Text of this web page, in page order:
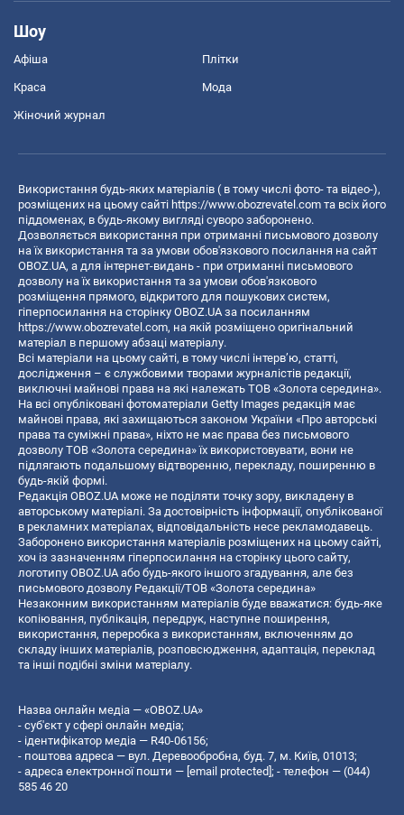
Шоу
Афіша Плітки
Краса Мода
Жіночий журнал
Використання будь-яких матеріалів ( в тому числі фото- та відео-),
розміщених на цьому сайті https://www.obozrevatel.com та всіх його
піддоменах, в будь-якому вигляді суворо заборонено.
Дозволяється використання при отриманні письмового дозволу
на їх використання та за умови обов'язкового посилання на сайт
OBOZ.UA, а для інтернет-видань - при отриманні письмового
дозволу на їх використання та за умови обов'язкового
розміщення прямого, відкритого для пошукових систем,
гіперпосилання на сторінку OBOZ.UA за посиланням
https://www.obozrevatel.com, на якій розміщено оригінальний
матеріал в першому абзаці матеріалу.
Всі матеріали на цьому сайті, в тому числі інтерв’ю, статті,
дослідження – є службовими творами журналістів редакції,
виключні майнові права на які належать ТОВ «Золота середина».
На всі опубліковані фотоматеріали Getty Images редакція має
майнові права, які захищаються законом України «Про авторські
права та суміжні права», ніхто не має права без письмового
дозволу ТОВ «Золота середина» їх використовувати, вони не
підлягають подальшому відтворенню, перекладу, поширенню в
будь-якій формі.
Редакція OBOZ.UA може не поділяти точку зору, викладену в
авторському матеріалі. За достовірність інформації, опублікованої
в рекламних матеріалах, відповідальність несе рекламодавець.
Заборонено використання матеріалів розміщених на цьому сайті,
хоч із зазначенням гіперпосилання на сторінку цього сайту,
логотипу OBOZ.UA або будь-якого іншого згадування, але без
письмового дозволу Редакції/ТОВ «Золота середина»
Незаконним використанням матеріалів буде вважатися: будь-яке
копiювання, публiкацiя, передрук, наступне поширення,
використання, переробка з використанням, включенням до
складу інших матеріалів, розповсюдження, адаптація, переклад
та інші подібні зміни матеріалу.
Назва онлайн медіа — «OBOZ.UA»
- суб'єкт у сфері онлайн медіа;
- ідентифікатор медіа — R40-06156;
- поштова адреса — вул. Деревообробна, буд. 7, м. Київ, 01013;
- адреса електронної пошти — [email protected]; - телефон — (044)
585 46 20